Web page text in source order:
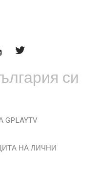
си
GPLAYTV
НА ЛИЧНИ